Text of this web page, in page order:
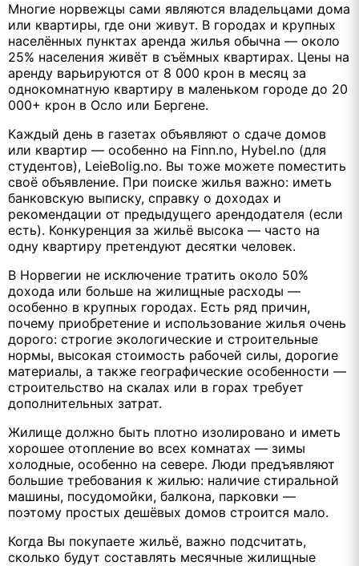
Многие норвежцы сами являются владельцами дома
или квартиры, где они живут. В городах и крупных
населённых пунктах аренда жилья обычна — около
25% населения живёт в съёмных квартирах. Цены на
аренду варьируются от 8 000 крон в месяц за
однокомнатную квартиру в маленьком городе до 20
000+ крон в Осло или Бергене.
Каждый день в газетах объявляют о сдаче домов
или квартир — особенно на Finn.no, Hybel.no (для
студентов), LeieBolig.no. Вы тоже можете поместить
своё объявление. При поиске жилья важно: иметь
банковскую выписку, справку о доходах и
рекомендации от предыдущего арендодателя (если
есть). Конкуренция за жильё высока — часто на
одну квартиру претендуют десятки человек.
В Норвегии не исключение тратить около 50%
дохода или больше на жилищные расходы —
особенно в крупных городах. Есть ряд причин,
почему приобретение и использование жилья очень
дорого: строгие экологические и строительные
нормы, высокая стоимость рабочей силы, дорогие
материалы, а также географические особенности —
строительство на скалах или в горах требует
дополнительных затрат.
Жилище должно быть плотно изолировано и иметь
хорошее отопление во всех комнатах — зимы
холодные, особенно на севере. Люди предъявляют
большие требования к жилью: наличие стиральной
машины, посудомойки, балкона, парковки —
поэтому простых дешёвых домов строится мало.
Когда Вы покупаете жильё, важно подсчитать,
сколько будут составлять месячные жилищные